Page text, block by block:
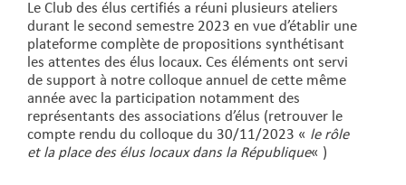
Le Club des élus certifiés a réuni plusieurs ateliers
durant le second semestre 2023 en vue d’établir une
plateforme complète de propositions synthétisant
les attentes des élus locaux. Ces éléments ont servi
de support à notre colloque annuel de cette même
année avec la participation notamment des
représentants des associations d’élus (retrouver le
compte rendu du colloque du 30/11/2023 « le rôle
et la place des élus locaux dans la République« )